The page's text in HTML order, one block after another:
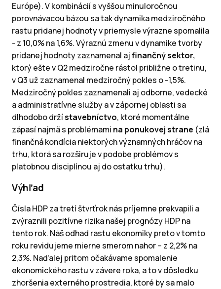
Európe). V kombinácií s vyššou minuloročnou
porovnávacou bázou sa tak dynamika medziročného
rastu pridanej hodnoty v priemysle výrazne spomalila
- z 10,0% na 1,6%. Výraznú zmenu v dynamike tvorby
pridanej hodnoty zaznamenal ajfinančný sektor,
ktorý ešte v Q2 medziročne rástol približne o tretinu,
v Q3 už zaznamenal medziročný pokles o -1,5%.
Medziročný pokles zaznamenali aj odborne, vedecké
a administratívne služby a v zápornej oblasti sa
dlhodobo držístavebníctvo, ktoré momentálne
zápasí najmä s problémami na ponukovej strane (zlá
finančná kondícia niektorých významných hráčov na
trhu, ktorá sa rozširuje v podobe problémov s
platobnou disciplínou aj do ostatku trhu).
Výhľad
Čísla HDP za tretí štvrťrok nás príjemne prekvapili a
zvýraznili pozitívne rizika našej prognózy HDP na
tento rok. Náš odhad rastu ekonomiky preto v tomto
roku revidujeme mierne smerom nahor – z 2,2% na
2,3%. Naďalej pritom očakávame spomalenie
ekonomického rastu v závere roka, a to v dôsledku
zhoršenia externého prostredia, ktoré by sa malo